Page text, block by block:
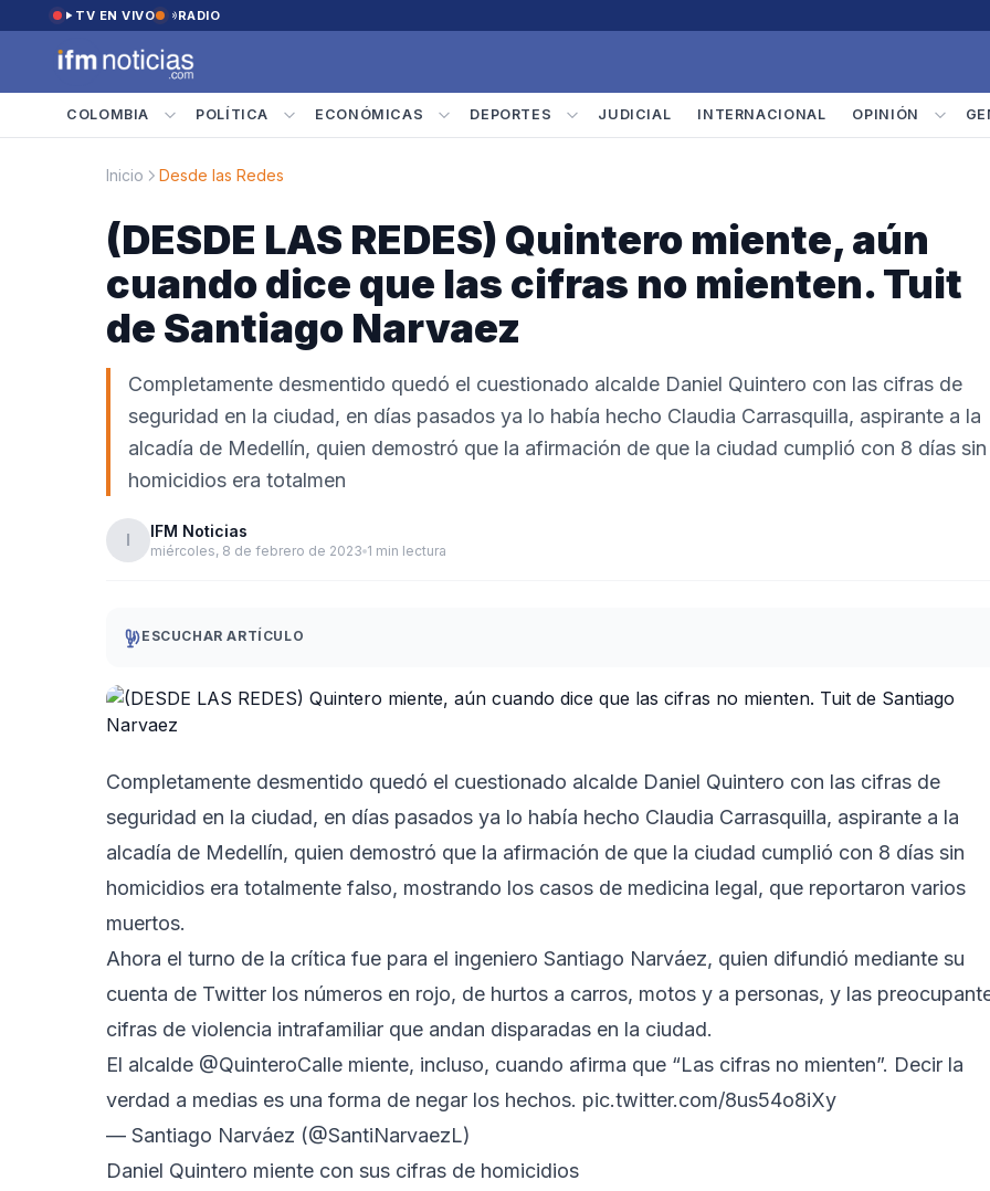
Saltar al contenido
TV EN VIVO RADIO
COLOMBIA POLÍTICA ECONÓMICAS DEPORTES JUDICIAL INTERNACIONAL OPINIÓN
Inicio Desde las Redes
(DESDE LAS REDES) Quintero miente, aún
cuando dice que las cifras no mienten. Tuit
de Santiago Narvaez
Completamente desmentido quedó el cuestionado alcalde Daniel Quintero con las cifras de
seguridad en la ciudad, en días pasados ya lo había hecho Claudia Carrasquilla, aspirante a la
alcadía de Medellín, quien demostró que la afirmación de que la ciudad cumplió con 8 días sin
homicidios era totalmen
I IFM Noticias
miércoles, 8 de febrero de 2023 1 min lectura
ESCUCHAR ARTÍCULO
Completamente desmentido quedó el cuestionado alcalde Daniel Quintero con las cifras de
seguridad en la ciudad, en días pasados ya lo había hecho Claudia Carrasquilla, aspirante a la
alcadía de Medellín, quien demostró que la afirmación de que la ciudad cumplió con 8 días sin
homicidios era totalmente falso, mostrando los casos de medicina legal, que reportaron varios
muertos.
Ahora el turno de la crítica fue para el ingeniero Santiago Narváez, quien difundió mediante su
cuenta de Twitter los números en rojo, de hurtos a carros, motos y a personas, y las
cifras de violencia intrafamiliar que andan disparadas en la ciudad.
El alcalde @QuinteroCalle miente, incluso, cuando afirma que “Las cifras no mienten”. Decir la
verdad a medias es una forma de negar los hechos. pic.twitter.com/8us54o8iXy
— Santiago Narváez (@SantiNarvaezL)
Daniel Quintero miente con sus cifras de homicidios